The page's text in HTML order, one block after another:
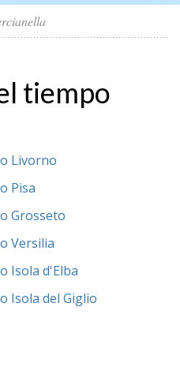
tiempo
Livorno
Pisa
Grosseto
Versilia
Isola d'Elba
Isola del Giglio